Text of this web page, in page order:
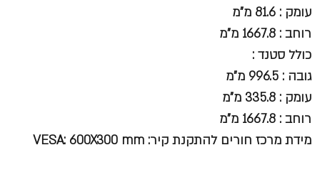
עומק : 81.6 מ"מ
רוחב : 1667.8 מ"מ
כולל סטנד :
גובה : 996.5 מ"מ
עומק : 335.8 מ"מ
רוחב : 1667.8 מ"מ
מידת מרכז חורים להתקנת קיר: VESA: 600X300 mm